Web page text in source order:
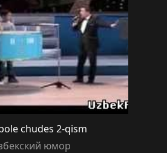
chudes 2-qism
юмор